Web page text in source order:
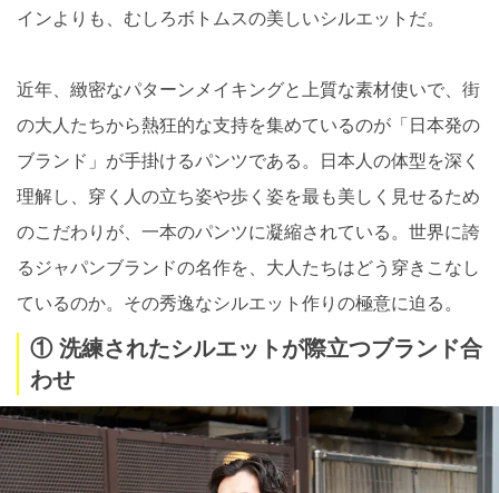
インよりも、むしろボトムスの美しいシルエットだ。
近年、緻密なパターンメイキングと上質な素材使いで、街
の大人たちから熱狂的な支持を集めているのが「日本発の
ブランド」が手掛けるパンツである。日本人の体型を深く
理解し、穿く人の立ち姿や歩く姿を最も美しく見せるため
のこだわりが、一本のパンツに凝縮されている。世界に誇
るジャパンブランドの名作を、大人たちはどう穿きこなし
ているのか。その秀逸なシルエット作りの極意に迫る。
① 洗練されたシルエットが際立つブランド合
わせ